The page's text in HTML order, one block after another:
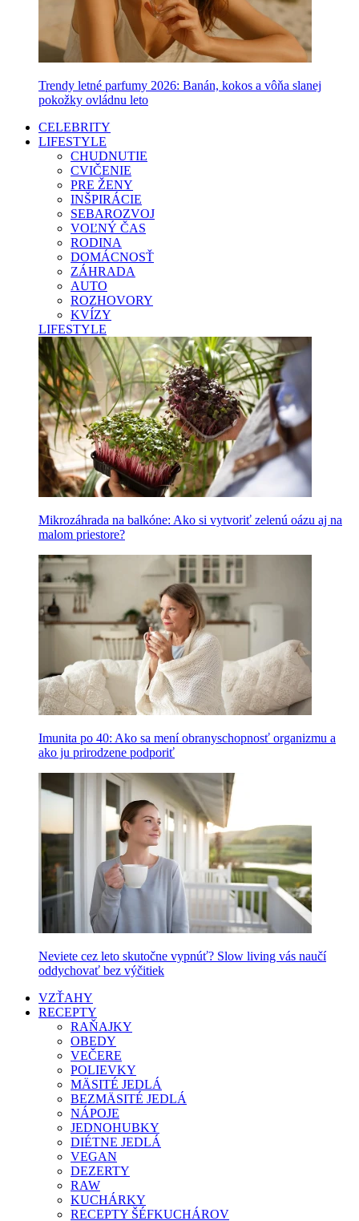
Trendy letné parfumy 2026: Banán, kokos a vôňa slanej
pokožky ovládnu leto
CELEBRITY
LIFESTYLE
CHUDNUTIE
CVIČENIE
PRE ŽENY
INŠPIRÁCIE
SEBAROZVOJ
VOĽNÝ ČAS
RODINA
DOMÁCNOSŤ
ZÁHRADA
AUTO
ROZHOVORY
KVÍZY
LIFESTYLE
Mikrozáhrada na balkóne: Ako si vytvoriť zelenú oázu aj na
malom priestore?
Imunita po 40: Ako sa mení obranyschopnosť organizmu a
ako ju prirodzene podporiť
Neviete cez leto skutočne vypnúť? Slow living vás naučí
oddychovať bez výčitiek
VZŤAHY
RECEPTY
RAŇAJKY
OBEDY
VEČERE
POLIEVKY
MÄSITÉ JEDLÁ
BEZMÄSITÉ JEDLÁ
NÁPOJE
JEDNOHUBKY
DIÉTNE JEDLÁ
VEGAN
DEZERTY
RAW
KUCHÁRKY
RECEPTY ŠÉFKUCHÁROV